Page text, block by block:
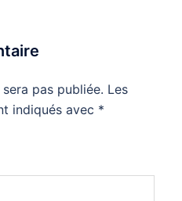
pas publiée. Les
indiqués avec *